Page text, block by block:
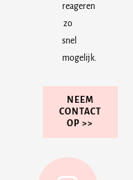
reageren
zo
snel
mogelijk.
NEEM
CONTACT
OP >>